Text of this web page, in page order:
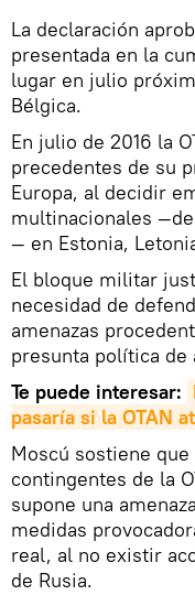
La declaración
presentada en la
lugar en julio
Bélgica.
En julio de 2016 la
precedentes de su
Europa, al decidir
multinacionales
— en Estonia,
El bloque militar
necesidad de
amenazas
presunta política de
Te puede interesar:
pasaría si la OTAN
Moscú sostiene
contingentes de la
supone una
medidas
real, al no existir
de Rusia.